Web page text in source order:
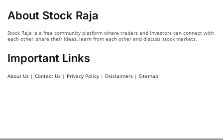
About Stock Raja
Stock Raja is a free community platform where traders and investors can connect with
each other, share their ideas, learn from each other and discuss stock markets.
Important Links
About Us | Contact Us | Privacy Policy | Disclaimers | Sitemap